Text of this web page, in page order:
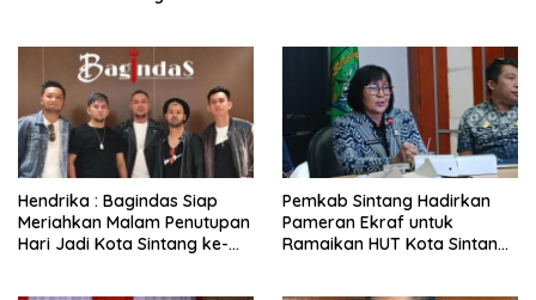
Hendrika : Bagindas Siap
Meriahkan Malam Penutupan
Hari Jadi Kota Sintang ke-
Pemkab Sintang Hadirkan
Pameran Ekraf untuk
Ramaikan HUT Kota Sintang